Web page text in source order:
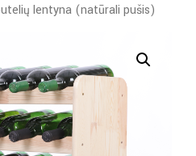
lentyna (natūrali pušis)